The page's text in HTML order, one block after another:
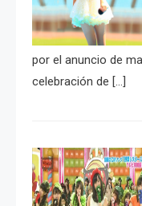
por el anuncio de
celebración de […]